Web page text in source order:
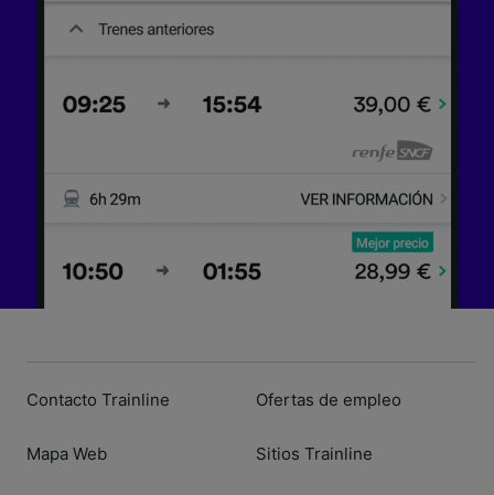
Contacto Trainline
Mapa Web
Ofertas de empleo
Sitios Trainline
contenido personalizados, medición de
Lista de asociados (proveedores)